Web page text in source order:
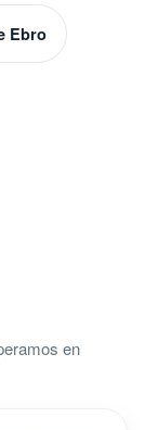
Ebro
en